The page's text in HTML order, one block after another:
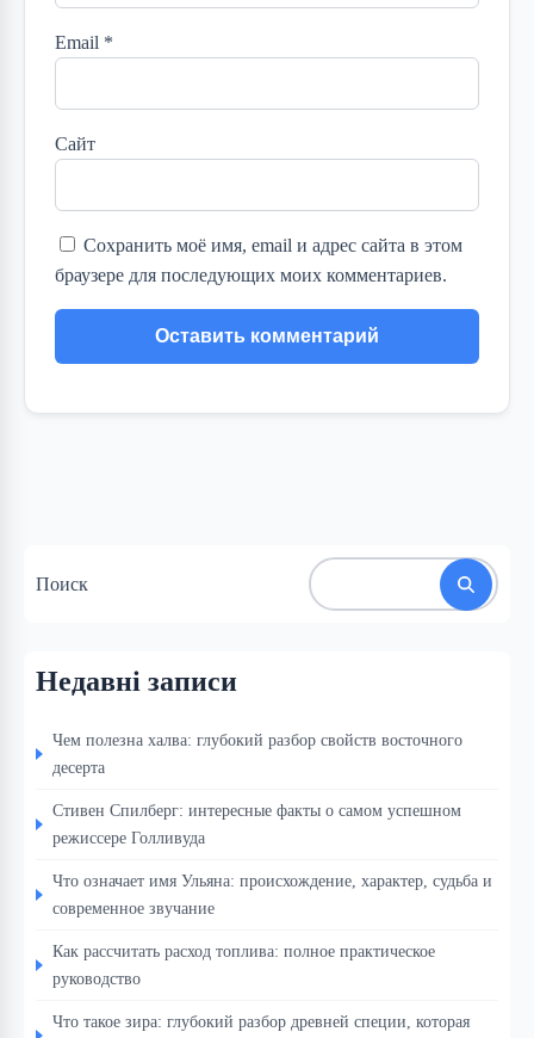
Email *
Сайт
Сохранить моё имя, email и адрес сайта в этом
браузере для последующих моих комментариев.
Поиск
Недавні записи
Чем полезна халва: глубокий разбор свойств восточного
десерта
Стивен Спилберг: интересные факты о самом успешном
режиссере Голливуда
Что означает имя Ульяна: происхождение, характер, судьба и
современное звучание
Как рассчитать расход топлива: полное практическое
руководство
Что такое зира: глубокий разбор древней специи, которая